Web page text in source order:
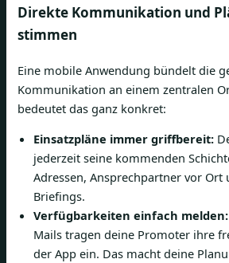
Direkte Kommunikation und
stimmen
Eine mobile Anwendung bündelt die
Kommunikation an einem zentralen
bedeutet das ganz konkret:
Einsatzpläne immer griffbereit:
jederzeit seine kommenden
Adressen, Ansprechpartner vor
Briefings.
Verfügbarkeiten einfach melden:
Mails tragen deine Promoter ihre
der App ein. Das macht deine